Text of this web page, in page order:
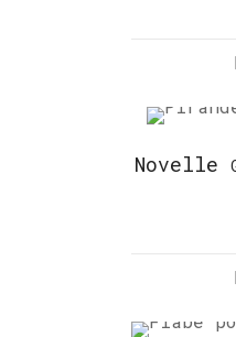
Novelle